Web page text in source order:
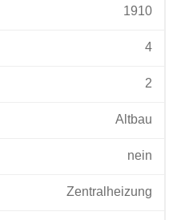
1910
4
2
Altbau
nein
Zentralheizung